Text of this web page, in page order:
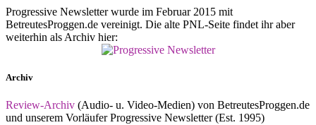
Progressive Newsletter wurde im Februar 2015 mit
BetreutesProggen.de vereinigt. Die alte PNL-Seite findet ihr aber
weiterhin als Archiv hier:
Archiv
Review-Archiv (Audio- u. Video-Medien) von BetreutesProggen.de
und unserem Vorläufer Progressive Newsletter (Est. 1995)